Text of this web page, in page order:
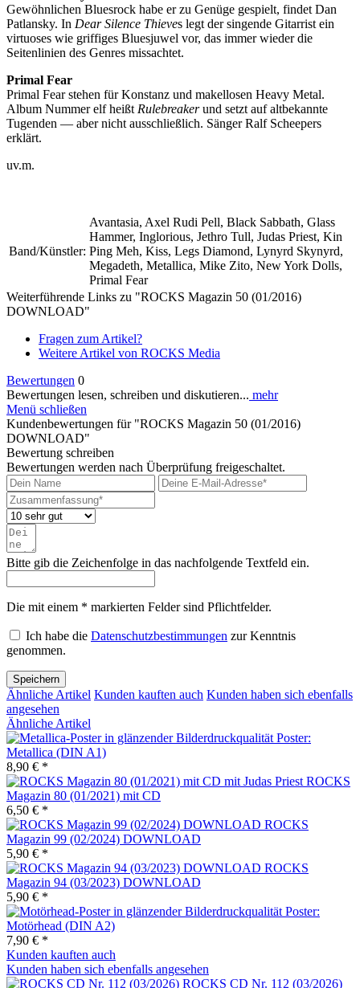
Gewöhnlichen Bluesrock habe er zu Genüge gespielt, findet Dan
Patlansky. In Dear Silence Thieves legt der singende Gitarrist ein
virtuoses wie griffiges Bluesjuwel vor, das immer wieder die
Seitenlinien des Genres missachtet.
Primal Fear
Primal Fear stehen für Konstanz und makellosen Heavy Metal.
Album Nummer elf heißt Rulebreakerund setzt auf altbekannte
Tugenden — aber nicht ausschließlich. Sänger Ralf Scheepers
erklärt.
uv.m.
Band/Künstler:
Avantasia, Axel Rudi Pell, Black Sabbath, Glass
Hammer, Inglorious, Jethro Tull, Judas Priest, Kin
Ping Meh, Kiss, Legs Diamond, Lynyrd Skynyrd,
Megadeth, Metallica, Mike Zito, New York Dolls,
Primal Fear
Weiterführende Links zu "ROCKS Magazin 50 (01/2016)
DOWNLOAD"
Fragen zum Artikel?
Weitere Artikel von ROCKS Media
Bewertungen 0
Bewertungen lesen, schreiben und diskutieren... mehr
Menü schließen
Kundenbewertungen für "ROCKS Magazin 50 (01/2016)
DOWNLOAD"
Bewertung schreiben
Bewertungen werden nach Überprüfung freigeschaltet.
Bitte gib die Zeichenfolge in das nachfolgende Textfeld ein.
Die mit einem * markierten Felder sind Pflichtfelder.
Ich habe die Datenschutzbestimmungen zur Kenntnis
genommen.
Speichern
Ähnliche Artikel Kunden kauften auch Kunden haben sich ebenfalls
angesehen
Ähnliche Artikel
Poster:
Metallica (DIN A1)
8,90 € *
ROCKS
Magazin 80 (01/2021) mit CD
6,50 € *
ROCKS
Magazin 99 (02/2024) DOWNLOAD
5,90 € *
ROCKS
Magazin 94 (03/2023) DOWNLOAD
5,90 € *
Poster:
Motörhead (DIN A2)
7,90 € *
Kunden kauften auch
Kunden haben sich ebenfalls angesehen
ROCKS CD Nr. 112 (03/2026)